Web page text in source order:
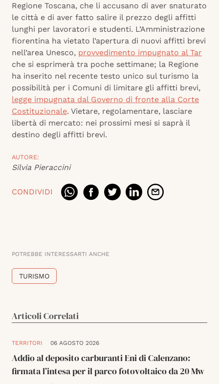
Regione Toscana, che li accusano di aver snaturato
le città e di aver fatto salire il prezzo degli affitti
lunghi per lavoratori e studenti. L’Amministrazione
fiorentina ha vietato l’apertura di nuovi affitti brevi
nell’area Unesco, provvedimento impugnato al Tar
che si esprimerà tra poche settimane; la Regione
ha inserito nel recente testo unico sul turismo la
possibilità per i Comuni di limitare gli affitti brevi,
legge impugnata dal Governo di fronte alla Corte
Costituzionale. Vietare, regolamentare, lasciare
libertà di mercato: nei prossimi mesi si saprà il
destino degli affitti brevi.
AUTORE:
Silvia Pieraccini
CONDIVIDI
POTREBBE INTERESSARTI ANCHE
TURISMO
Articoli Correlati
TERRITORI 06 AGOSTO 2026
Addio al deposito carburanti Eni di Calenzano:
firmata l’intesa per il parco fotovoltaico da 20 Mw